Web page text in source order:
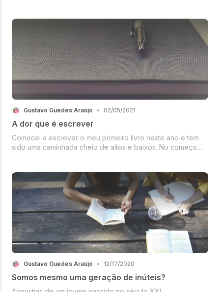
Gustavo Guedes Araújo • 02/05/2021
A dor que é escrever
Comecei a escrever o meu primeiro livro neste ano e tem
sido uma caminhada cheio de altos e baixos. No começo
Gustavo Guedes Araújo • 12/17/2020
Somos mesmo uma geração de inúteis?